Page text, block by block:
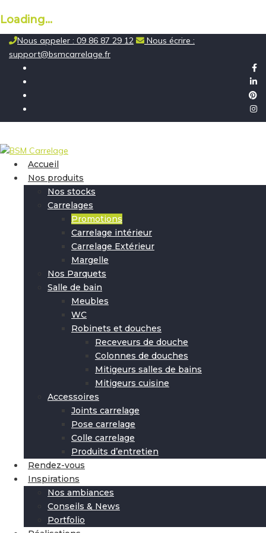
Loading...
Skip
content
Nous appeler : 09 86 87 29 12
Nous écrire :
support@bsmcarrelage.fr
Accueil
Nos produits
Nos stocks
Carrelages
Promotions
Carrelage intérieur
Carrelage Extérieur
Margelle
Nos Parquets
Salle de bain
Meubles
WC
Robinets et douches
Receveurs de douche
Colonnes de douches
Mitigeurs salles de bains
Mitigeurs cuisine
Accessoires
Joints carrelage
Pose carrelage
Colle carrelage
Produits d’entretien
Rendez-vous
Inspirations
Nos ambiances
Conseils & News
Portfolio